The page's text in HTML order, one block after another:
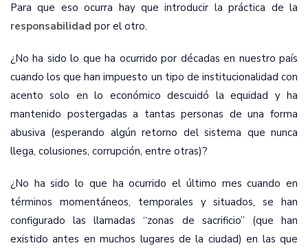
Para que eso ocurra hay que introducir la práctica de la
responsabilidad por el otro.
¿No ha sido lo que ha ocurrido por décadas en nuestro país
cuando los que han impuesto un tipo de institucionalidad con
acento solo en lo económico descuidó la equidad y ha
mantenido postergadas a tantas personas de una forma
abusiva (esperando algún retorno del sistema que nunca
llega, colusiones, corrupción, entre otras)?
¿No ha sido lo que ha ocurrido el último mes cuando en
términos momentáneos, temporales y situados, se han
configurado las llamadas “zonas de sacrificio” (que han
existido antes en muchos lugares de la ciudad) en las que